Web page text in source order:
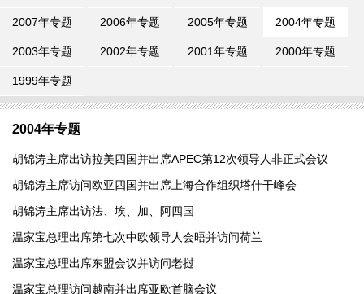
2007年专题 2006年专题 2005年专题 2004年专题
2003年专题 2002年专题 2001年专题 2000年专题
1999年专题
2004年专题
胡锦涛主席出访拉美四国并出席APEC第12次领导人非正式会议
胡锦涛主席访问欧亚四国并出席上海合作组织塔什干峰会
胡锦涛主席出访法、埃、加、阿四国
温家宝总理出席第七次中欧领导人会晤并访问荷兰
温家宝总理出席东盟会议并访问老挝
温家宝总理访问越南并出席亚欧首脑会议